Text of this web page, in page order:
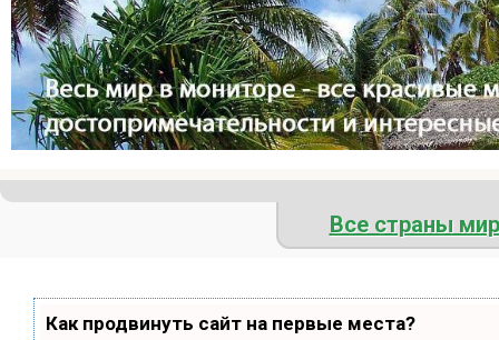
Все страны
Как продвинуть сайт на первые места?